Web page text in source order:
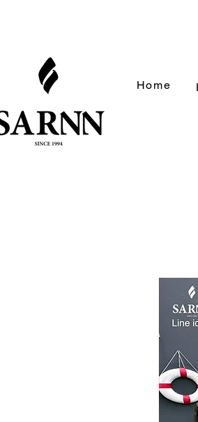
Home